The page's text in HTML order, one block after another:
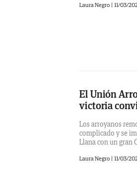
Laura Negro | 11/03/
El Unión
victoria
Los arroyanos
complicado y se
Llana con un gran
Laura Negro | 11/03/